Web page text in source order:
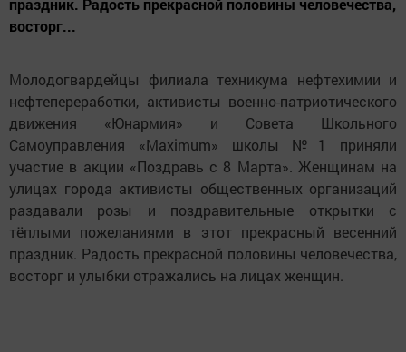
праздник. Радость прекрасной половины человечества,
восторг...
Молодогвардейцы филиала техникума нефтехимии и
нефтепереработки, активисты военно-патриотического
движения «Юнармия» и Совета Школьного
Самоуправления «Maximum» школы №1 приняли
участие в акции «Поздравь с 8 Марта». Женщинам на
улицах города активисты общественных организаций
раздавали розы и поздравительные открытки с
тёплыми пожеланиями в этот прекрасный весенний
праздник. Радость прекрасной половины человечества,
восторг и улыбки отражались на лицах женщин.